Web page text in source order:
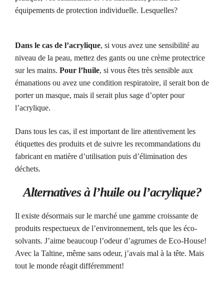
équipements de protection individuelle. Lesquelles?
Dans le cas de l’acrylique, si vous avez une sensibilité au
niveau de la peau, mettez des gants ou une crème protectrice
sur les mains. Pour l’huile, si vous êtes très sensible aux
émanations ou avez une condition respiratoire, il serait bon de
porter un masque, mais il serait plus sage d’opter pour
l’acrylique.
Dans tous les cas, il est important de lire attentivement les
étiquettes des produits et de suivre les recommandations du
fabricant en matière d’utilisation puis d’élimination des
déchets.
Alternatives à l’huile ou l’acrylique?
Il existe désormais sur le marché une gamme croissante de
produits respectueux de l’environnement, tels que les éco-
solvants. J’aime beaucoup l’odeur d’agrumes de Eco-House!
Avec la Taltine, même sans odeur, j’avais mal à la tête. Mais
tout le monde réagit différemment!